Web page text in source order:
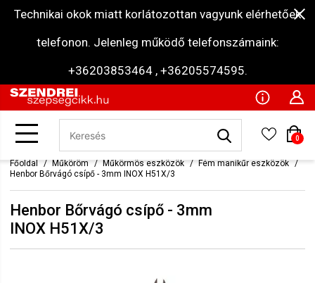
Technikai okok miatt korlátozottan vagyunk elérhetőek
telefonon. Jelenleg működő telefonszámaink:
+36203853464 , +36205574595.
0
Főoldal Műköröm Műkörmös eszközök
Fém manikűr eszközök
Henbor Bőrvágó csípő - 3mm INOX H51X/3
Henbor Bőrvágó csípő - 3mm
INOX H51X/3